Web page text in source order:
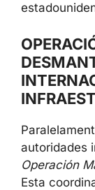
autoridades
Operación
Esta